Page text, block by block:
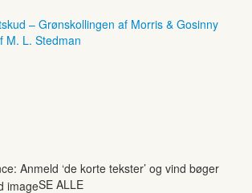
– Grønskollingen af Morris & Gosinny
M. L. Stedman
Anmeld ‘de korte tekster’ og vind bøger
SE ALLE